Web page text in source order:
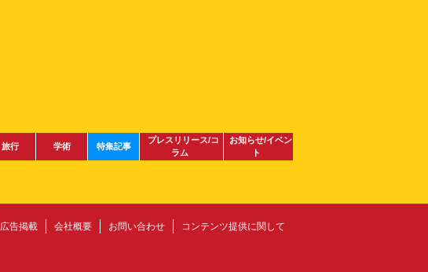
旅行 学術 特集記事
プレスリリース/コ
ラム
お知らせ/イベン
ト
コンテンツ提供に関して
お問い合わせ
会社概要
広告掲載